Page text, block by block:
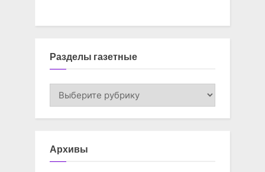
Разделы газетные
Разделы
Архивы